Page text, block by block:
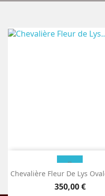
Chevalière Fleur De Lys
Prix
350,00 €
Chevalière Ovale Inversé